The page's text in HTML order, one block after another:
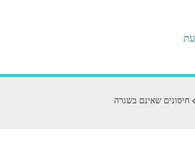
חיסונים שאינם בשגרה